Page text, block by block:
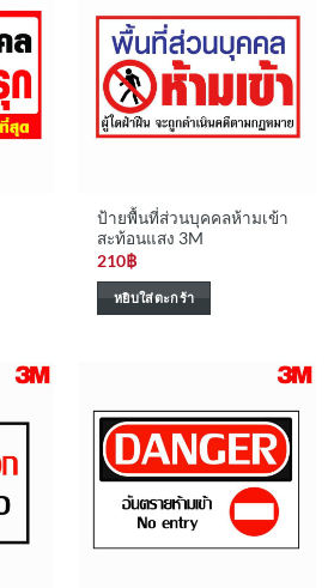
ป้ายพื้นที่ส่วนบุคคลห้ามเข้า
สะท้อนแสง 3M
210฿
หยิบใส่ตะกร้า